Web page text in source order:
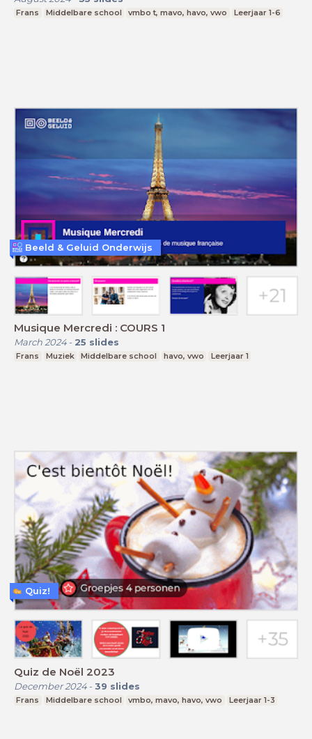
Frans Middelbare school vmbo t, mavo, havo, vwo Leerjaar 1-6
Musique Mercredi : COURS 1
March 2024- 25 slides
Frans Muziek Middelbare school havo, vwo Leerjaar 1
Beeld & Geluid Onderwijs
Quiz de Noël 2023
December 2024- 39 slides
Frans Middelbare school vmbo, mavo, havo, vwo Leerjaar 1-3
Quiz!